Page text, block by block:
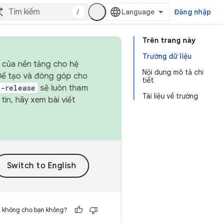
/ Đăng nhập
Trên trang này
Trường dữ liệu
Nội dung mô tả chi
tiết
Tài liệu về trường
nền tảng cho hệ
tạo và đóng góp cho
release sẽ luôn tham
hãy xem bài viết
cho bạn không?